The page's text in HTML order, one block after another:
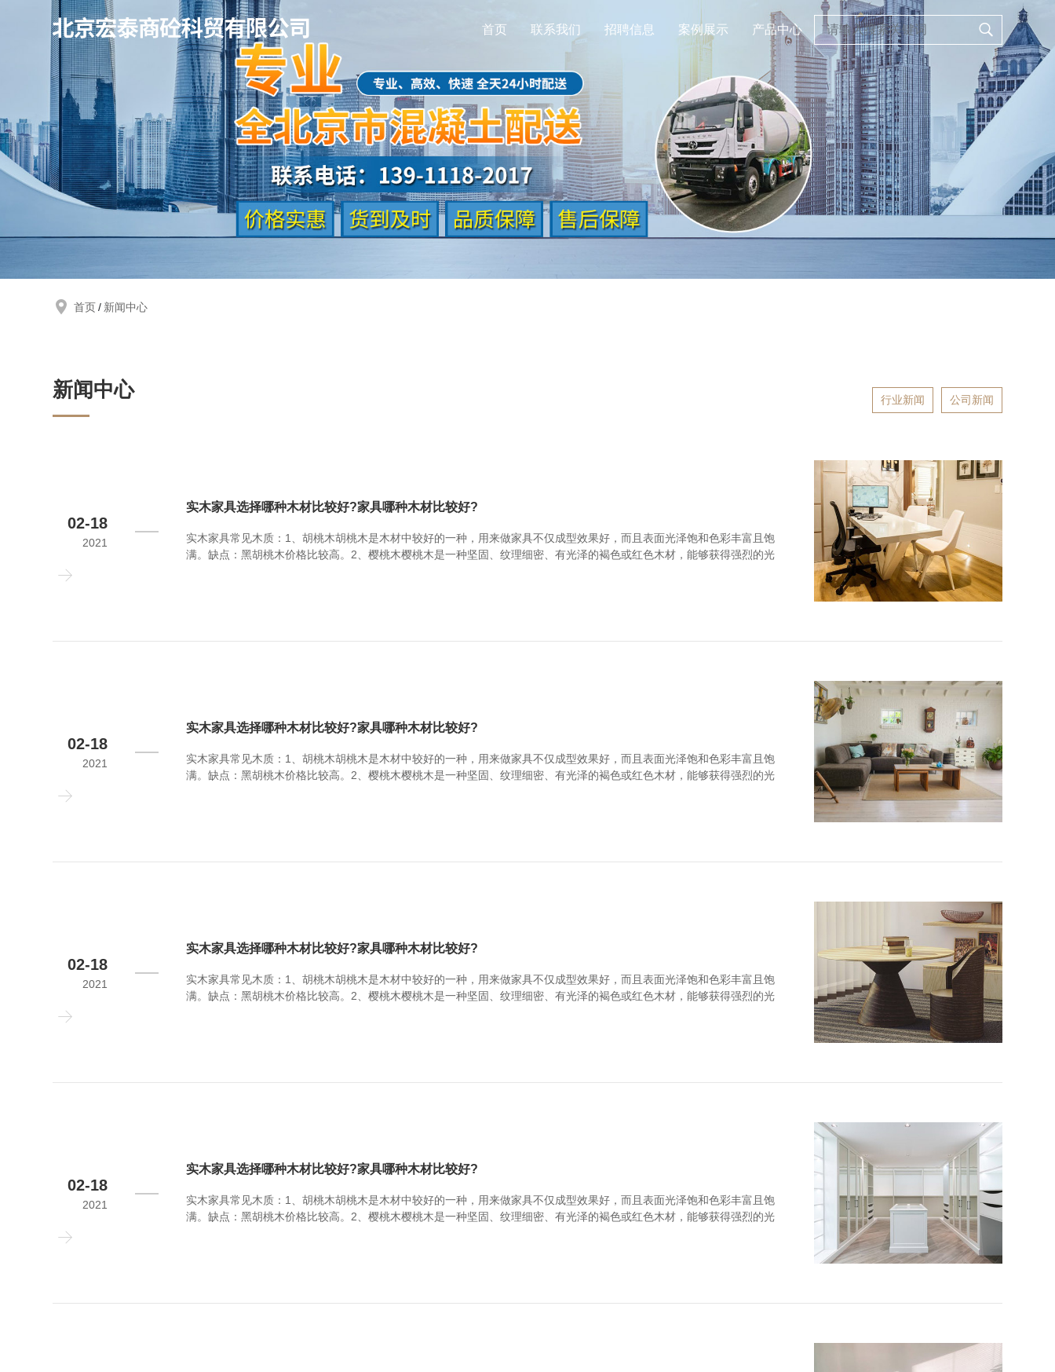
首页 联系我们 招聘信息 案例展示 产品中心
首页 新闻中心
新闻中心 行业新闻 公司新闻
02-18
2021
实木家具选择哪种木材比较好?家具哪种木材比较好?
实木家具常见木质：1、胡桃木胡桃木是木材中较好的一种，用来做家具不仅成型效果好，而且表面光泽饱和色彩丰富且饱
满。缺点：黑胡桃木价格比较高。2、樱桃木樱桃木是一种坚固、纹理细密、有光泽的褐色或红色木材，能够获得强烈的光
02-18
2021
实木家具选择哪种木材比较好?家具哪种木材比较好?
实木家具常见木质：1、胡桃木胡桃木是木材中较好的一种，用来做家具不仅成型效果好，而且表面光泽饱和色彩丰富且饱
满。缺点：黑胡桃木价格比较高。2、樱桃木樱桃木是一种坚固、纹理细密、有光泽的褐色或红色木材，能够获得强烈的光
02-18
2021
实木家具选择哪种木材比较好?家具哪种木材比较好?
实木家具常见木质：1、胡桃木胡桃木是木材中较好的一种，用来做家具不仅成型效果好，而且表面光泽饱和色彩丰富且饱
满。缺点：黑胡桃木价格比较高。2、樱桃木樱桃木是一种坚固、纹理细密、有光泽的褐色或红色木材，能够获得强烈的光
02-18
2021
实木家具选择哪种木材比较好?家具哪种木材比较好?
实木家具常见木质：1、胡桃木胡桃木是木材中较好的一种，用来做家具不仅成型效果好，而且表面光泽饱和色彩丰富且饱
满。缺点：黑胡桃木价格比较高。2、樱桃木樱桃木是一种坚固、纹理细密、有光泽的褐色或红色木材，能够获得强烈的光